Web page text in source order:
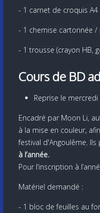
- 1 carnet de croquis A4
- 1 chemise cartonnée
- 1 trousse (crayon HB,
Cours de BD
Reprise le
Encadré par Moon Li,
à la mise en couleur,
festival d'Angoulême.
à l’année.
Pour l’inscription à
Matériel demandé :
- 1 bloc de feuilles au